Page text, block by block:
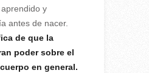
y
antes de nacer.
de que la
poder sobre el
en general.